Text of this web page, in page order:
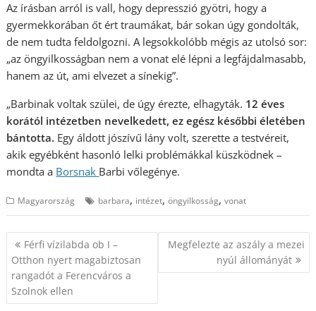
Az írásban arról is vall, hogy depresszió gyötri, hogy a
gyermekkorában őt ért traumákat, bár sokan úgy gondolták,
de nem tudta feldolgozni. A legsokkolóbb mégis az utolsó sor:
„az öngyilkosságban nem a vonat elé lépni a legfájdalmasabb,
hanem az út, ami elvezet a sínekig”.
„Barbinak voltak szülei, de úgy érezte, elhagyták. 12 éves
korától intézetben nevelkedett, ez egész későbbi életében
bántotta. Egy áldott jószívű lány volt, szerette a testvéreit,
akik egyébként hasonló lelki problémákkal küszködnek –
mondta a Borsnak Barbi vőlegénye.
Magyarország barbara, intézet,öngyilkosság,vonat
Bejegyzés
navigáció
Férfi vízilabda ob I –
Otthon nyert magabiztosan
rangadót a Ferencváros a
Szolnok ellen
Megfelezte az aszály a mezei
nyúl állományát